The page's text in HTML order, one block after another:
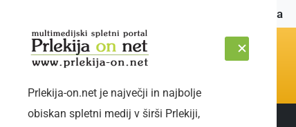
Naslovnica
ČETRTEK, 6. AVGUST 2026 Sledite nam:
Prlekija-on.net je največji in najbolje
obiskan spletni medij v širši Prlekiji,